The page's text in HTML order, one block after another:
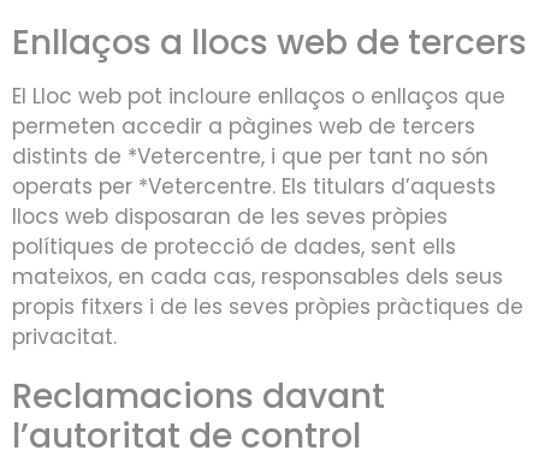
Enllaços a llocs web de tercers
El Lloc web pot incloure enllaços o enllaços que
permeten accedir a pàgines web de tercers
distints de *Vetercentre, i que per tant no són
operats per *Vetercentre. Els titulars d’aquests
llocs web disposaran de les seves pròpies
polítiques de protecció de dades, sent ells
mateixos, en cada cas, responsables dels seus
propis fitxers i de les seves pròpies pràctiques de
privacitat.
Reclamacions davant
l’autoritat de control